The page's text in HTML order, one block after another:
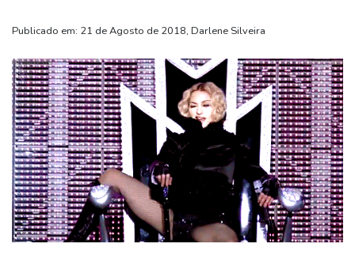
Publicado em: 21 de Agosto de 2018, Darlene Silveira